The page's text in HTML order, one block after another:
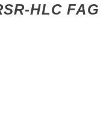
HLC FAG